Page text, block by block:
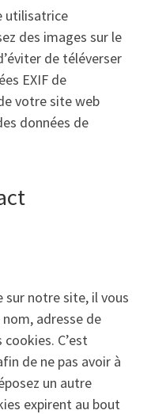
utilisatrice
des images sur le
de téléverser
EXIF de
votre site web
données de
sur notre site, il vous
adresse de
C’est
de ne pas avoir à
un autre
expirent au bout